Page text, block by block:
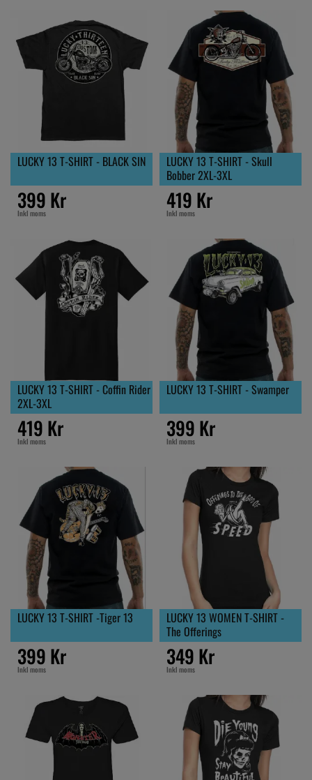
LUCKY 13 T-SHIRT - BLACK SIN
399 Kr
Inkl moms
LUCKY 13 T-SHIRT - Skull
Bobber 2XL-3XL
419 Kr
Inkl moms
LUCKY 13 T-SHIRT - Coffin Rider
2XL-3XL
419 Kr
Inkl moms
LUCKY 13 T-SHIRT - Swamper
399 Kr
Inkl moms
LUCKY 13 T-SHIRT -Tiger 13
399 Kr
Inkl moms
LUCKY 13 WOMEN T-SHIRT -
The Offerings
349 Kr
Inkl moms